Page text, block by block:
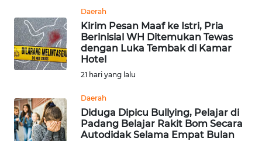
Daerah
Kirim Pesan Maaf ke Istri, Pria
Berinisial WH Ditemukan Tewas
dengan Luka Tembak di Kamar
Hotel
21 hari yang lalu
Daerah
Diduga Dipicu Bullying, Pelajar di
Padang Belajar Rakit Bom Secara
Autodidak Selama Empat Bulan
PENDIDIKAN
OLAHRAGA
EDITORIAL